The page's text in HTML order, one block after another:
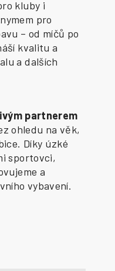
kluby i
pro
– od míčů po
kvalitu a
a dalších
partnerem
ohledu na věk,
Díky úzké
sportovci,
a
vybavení.